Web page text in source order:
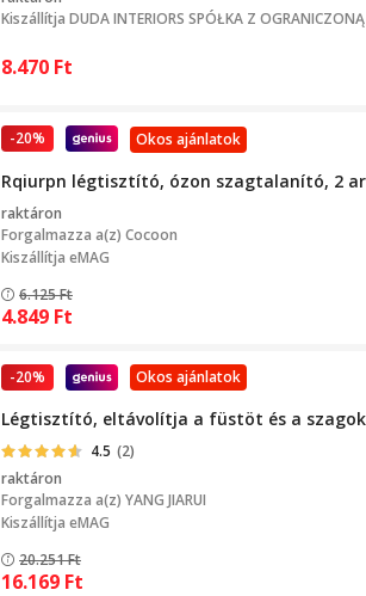
Kiszállítja DUDA INTERIORS SPÓŁKA Z
8.470 Ft
Okos ajánlatok
-20%
Rqiurpn légtisztító, ózon szagtalanító, 2
raktáron
Forgalmazza a(z) Cocoon
Kiszállítja eMAG
6.125Ft
4.849 Ft
Okos ajánlatok
-20%
Légtisztító, eltávolítja a füstöt és a
4.5 (2)
raktáron
Forgalmazza a(z) YANG JIARUI
Kiszállítja eMAG
20.251Ft
16.169 Ft